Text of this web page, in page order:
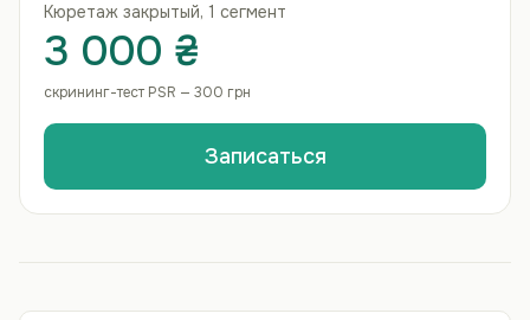
Кюретаж закрытый, 1 сегмент
3 000 ₴
скрининг-тест PSR — 300 грн
Записаться